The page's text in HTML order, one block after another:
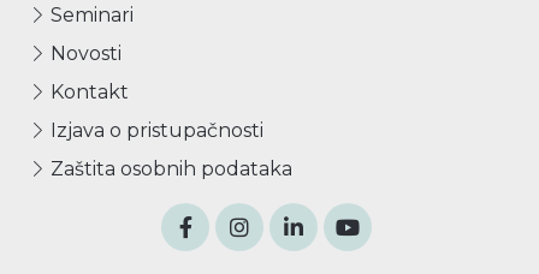
Seminari
Novosti
Kontakt
Izjava o pristupačnosti
Zaštita osobnih podataka